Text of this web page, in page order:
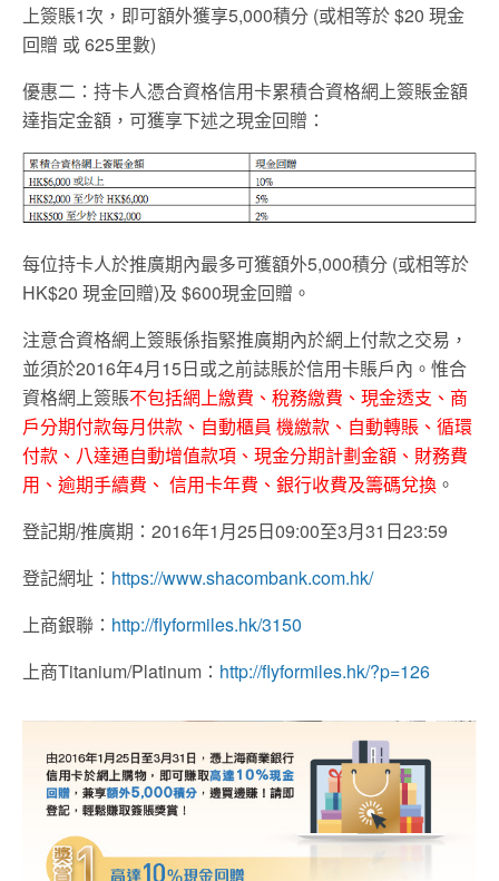
上簽賬1次，即可額外獲享5,000積分 (或相等於 $20 現金
回贈 或 625里數)
優惠二：持卡人憑合資格信用卡累積合資格網上簽賬金額
達指定金額，可獲享下述之現金回贈：
每位持卡人於推廣期內最多可獲額外5,000積分 (或相等於
HK$20 現金回贈)及 $600現金回贈。
注意合資格網上簽賬係指緊推廣期內於網上付款之交易，
並須於2016年4月15日或之前誌賬於信用卡賬戶內。惟合
資格網上簽賬不包括網上繳費、稅務繳費、現金透支、商
戶分期付款每月供款、自動櫃員 機繳款、自動轉賬、循環
付款、八達通自動增值款項、現金分期計劃金額、財務費
用、逾期手續費、 信用卡年費、銀行收費及籌碼兌換 。
登記期/推廣期：2016年1月25日09:00至3月31日23:59
登記網址： https://www.shacombank.com.hk/
上商銀聯： http://flyformiles.hk/3150
上商Titanium/Platinum： http://flyformiles.hk/?p=126